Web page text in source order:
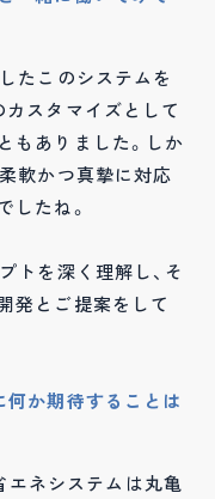
たこのシステムを
スタマイズとして
もありました。しか
軟かつ真摯に対応
したね。
トを深く理解し、そ
発とご提案をして
何か期待することは
エネシステムは丸亀